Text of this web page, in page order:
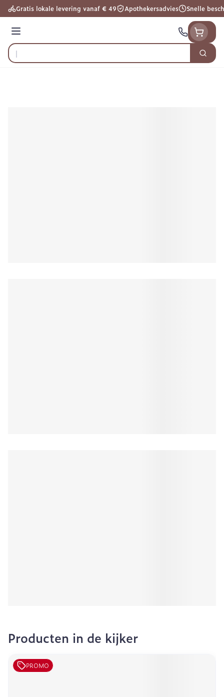
Ga naar de inhoud
Gratis lokale levering vanaf € 49 Apothekersadvies Snelle
Menu
Product, merk, categorie...
Zoek
Producten in de kijker
PROMO